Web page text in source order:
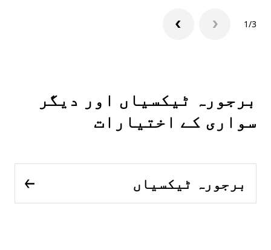
1/3
برجورہ ٹیکسیاں اور دیگر
سواری کے اختیارات
برجورہ ٹیکسیاں